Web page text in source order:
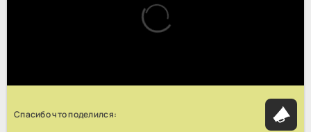
Спасибо что поделился: